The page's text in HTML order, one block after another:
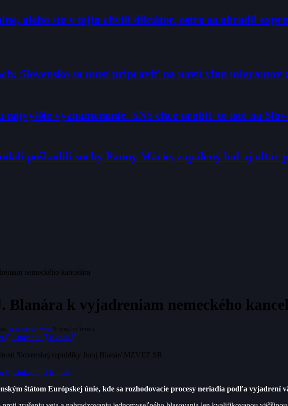
alebo ste v tejto chvíli diktátor, ostro sa ohradil
Slovensko sa musí pripraviť na novú vlnu migrantov
najvyššie vyznamenanie. SNS chce urobiť to isté na
poškodili sochy Panny Márie, zapálený bol aj oltár
nemeckého kancelára
Blanára k vyjadreniam nemeckého
NEKOMENTOVANÉ 2 MINÚT ČÍTANIA
LinkedIn E-mail
Slovenskej republiky Juraj Blanár/ MZVEZ SR
LinkedIn
E-mail
štátom Európskej únie, kde sa rozhodovacie procesy neriadia podľa vyjadrení